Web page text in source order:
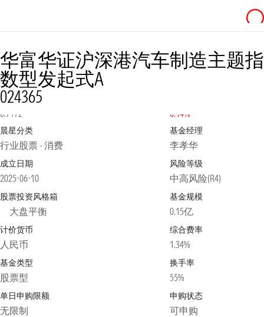
华富华证沪深港汽车制造主题指
数型发起式A
024365
净值2026-08-07
0.7172 0.14%
晨星分类
行业股票 - 消费
基金经理
李孝华
成立日期
2025-06-10
风险等级
中高风险(R4)
股票投资风格箱
大盘平衡
基金规模
0.15亿
计价货币
人民币
综合费率
1.34%
基金类型
股票型
换手率
55%
单日申购限额
无限制
申购状态
可申购